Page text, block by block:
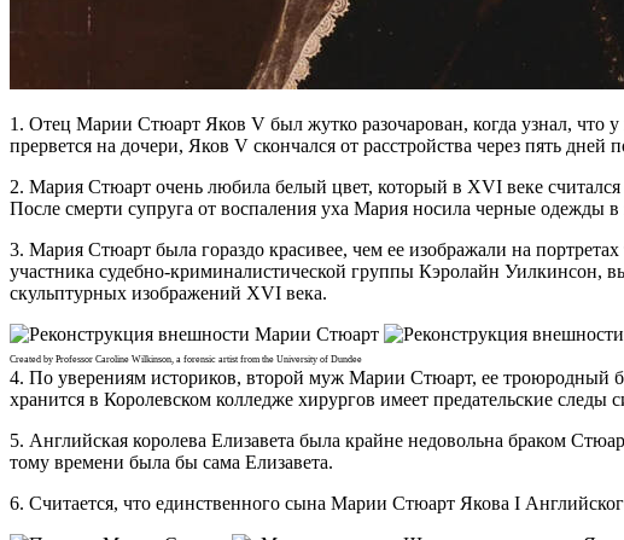
1. Отец Марии Стюарт Яков V был жутко разочарован, когда узнал, что
прервется на дочери, Яков V скончался от расстройства через пять
2. Мария Стюарт очень любила белый цвет, который в XVI веке
После смерти супруга от воспаления уха Мария носила черные одежды
3. Мария Стюарт была гораздо красивее, чем ее изображали на
участника судебно-криминалистической группы Кэролайн Уилкинсон,
скульптурных изображений XVI века.
Created by Professor Caroline Wilkinson, a forensic artist from the University of Dundee
4. По уверениям историков, второй муж Марии Стюарт, ее троюродный
хранится в Королевском колледже хирургов имеет предательские следы
5. Английская королева Елизавета была крайне недовольна браком
тому времени была бы сама Елизавета.
6. Считается, что единственного сына Марии Стюарт Якова I